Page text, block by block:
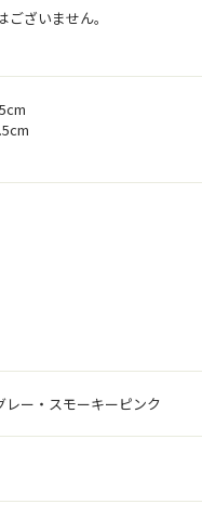
ざいません。
レー・スモーキーピンク